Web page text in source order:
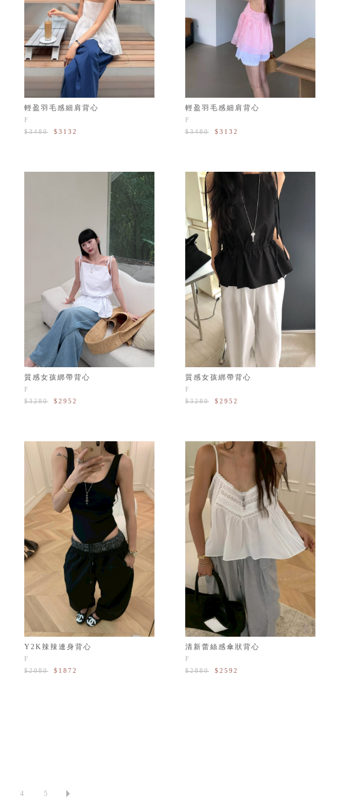
輕盈羽毛感細肩背心
F
$3480
$3132
輕盈羽毛感細肩背心
F
$3480
$3132
質感女孩綁帶背心
F
$3280
$2952
質感女孩綁帶背心
F
$3280
$2952
Y2K辣辣連身背心
F
$2080
$1872
清新蕾絲感傘狀背心
F
$2880
$2592
4 5